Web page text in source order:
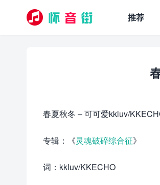
推荐
春夏秋冬 – 可可爱kkluv/
专辑：《灵魂破碎综合征》
词：kkluv/KKECHO